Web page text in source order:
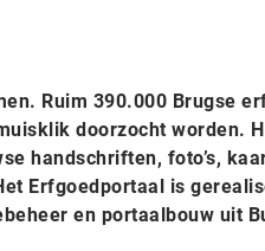
Ruim 390.000 Brugse
doorzocht worden.
handschriften, foto’s,
Erfgoedportaal is
en portaalbouw uit